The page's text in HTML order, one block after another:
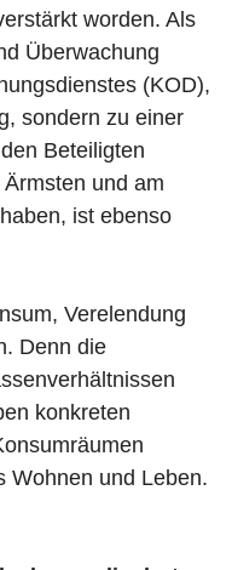
worden. Als
Überwachung
(KOD),
sondern zu einer
Beteiligten
und am
ist ebenso
Verelendung
Denn die
konkreten
Wohnen und Leben.